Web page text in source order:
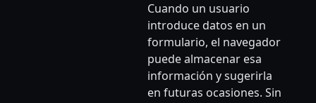
Cuando un usuario
introduce datos en un
formulario, el navegador
puede almacenar esa
información y sugerirla
en futuras ocasiones. Sin